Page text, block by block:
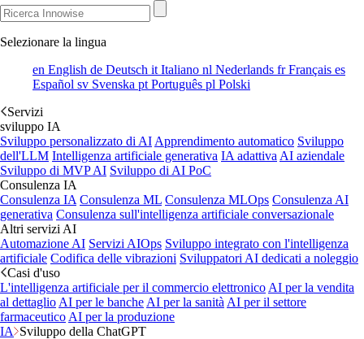
Selezionare la lingua
en English de Deutsch it Italiano nl Nederlands frFrançais es
Español sv Svenska pt Português pl Polski
Servizi
sviluppo IA
Sviluppo personalizzato di AI Apprendimento automatico Sviluppo
dell'LLM Intelligenza artificiale generativa IA adattiva AI aziendale
Sviluppo di MVP AI Sviluppo di AI PoC
Consulenza IA
Consulenza IA Consulenza ML Consulenza MLOps Consulenza AI
generativa Consulenza sull'intelligenza artificiale conversazionale
Altri servizi AI
Automazione AI Servizi AIOps Sviluppo integrato con l'intelligenza
artificiale Codifica delle vibrazioni Sviluppatori AI dedicati a noleggio
Casi d'uso
L'intelligenza artificiale per il commercio elettronico AI per la vendita
al dettaglio AI per le banche AI per la sanità AI per il settore
farmaceutico AI per la produzione
IA Sviluppo della ChatGPT